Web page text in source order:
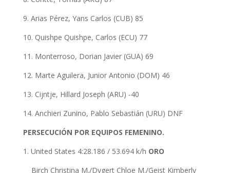
9. Arias Pérez, Yans Carlos (CUB) 85
10. Quishpe Quishpe, Carlos (ECU) 77
11. Monterroso, Dorian Javier (GUA) 69
12. Marte Aguilera, Junior Antonio (DOM) 46
13. Cijntje, Hillard Joseph (ARU) -40
14. Anchieri Zunino, Pablo Sebastián (URU) DNF
PERSECUCIÓN POR EQUIPOS FEMENINO.
1. United States 4:28.186 / 53.694 k/h ORO
Birch Christina M./Dygert Chloe M./Geist Kimberly